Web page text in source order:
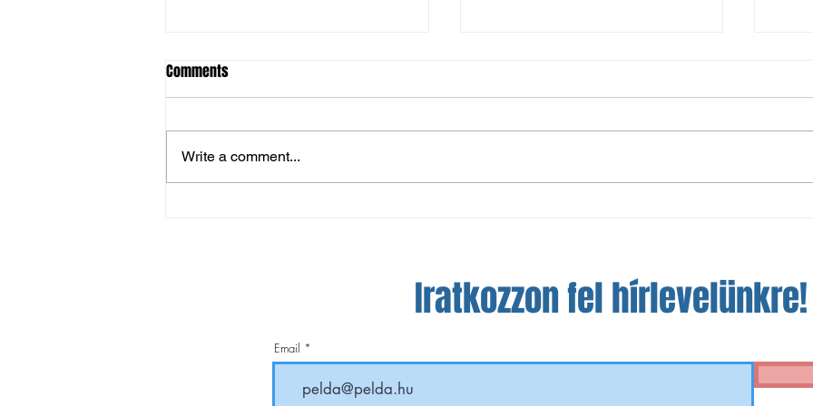
Anyák napi bajnoki siker a
Olajozottabban ment a liláknak
Comments
Write a comment...
Iratkozzon fel hírlevelünkre!
Email